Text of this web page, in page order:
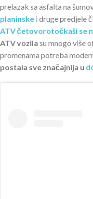
prelazak sa asfalta na
planinske i druge predjele
ATV četovorotočkaši se
ATV vozila su mnogo više
promenama potreba
postala sve značajnija u